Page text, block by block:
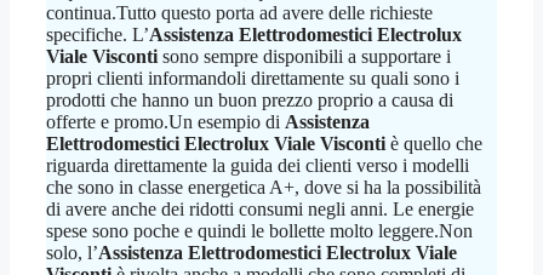
continua.Tutto questo porta ad avere delle richieste
specifiche. L’Assistenza Elettrodomestici Electrolux
Viale Visconti sono sempre disponibili a supportare i
propri clienti informandoli direttamente su quali sono i
prodotti che hanno un buon prezzo proprio a causa di
offerte e promo.Un esempio di Assistenza
Elettrodomestici Electrolux Viale Visconti è quello che
riguarda direttamente la guida dei clienti verso i modelli
che sono in classe energetica A+, dove si ha la possibilità
di avere anche dei ridotti consumi negli anni. Le energie
spese sono poche e quindi le bollette molto leggere.Non
solo, l’Assistenza Elettrodomestici Electrolux Viale